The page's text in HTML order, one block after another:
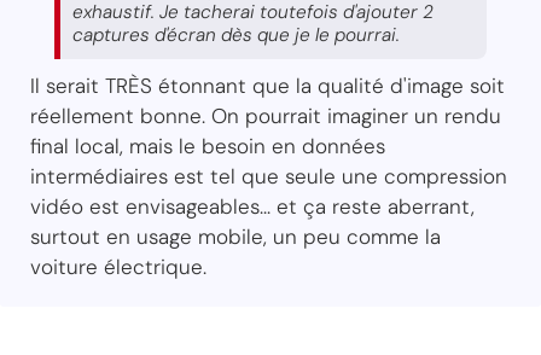
exhaustif. Je tacherai toutefois d'ajouter 2
captures d'écran dès que je le pourrai.
Il serait TRÈS étonnant que la qualité d'image soit
réellement bonne. On pourrait imaginer un rendu
final local, mais le besoin en données
intermédiaires est tel que seule une compression
vidéo est envisageables... et ça reste aberrant,
surtout en usage mobile, un peu comme la
voiture électrique.